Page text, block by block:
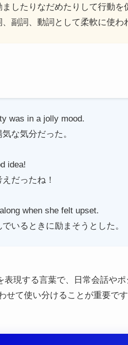
したりなだめたりして行動を
副詞、動詞として柔軟に使わ
was in a jolly mood.
な気分だった。
idea!
だったね！
when she felt upset.
いるときに励まそうとした。
表現する言葉で、日常会話や
せて使い分けることが重要で